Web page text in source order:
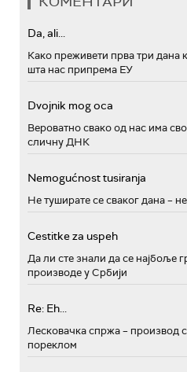
Da, ali...
Како преживети прва три дана
шта нас припрема ЕУ
Dvojnik mog oca
Вероватно свако од нас има
сличну ДНК
Nemogućnost tusiranja
Не туширате се сваког дана –
Cestitke za uspeh
Да ли сте знали да се најбоље
производе у Србији
Re: Eh...
Лесковачка спржа – производ
пореклом